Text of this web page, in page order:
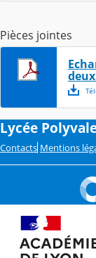
Pièces jointes
Lycée
Contacts Mentions